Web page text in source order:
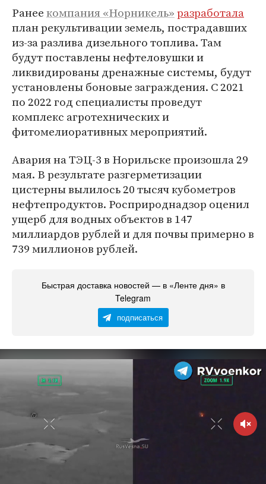
Ранеекомпания «Норникель»разработала
план рекультивации земель, пострадавших
из-за разлива дизельного топлива. Там
будут поставлены нефтеловушки и
ликвидированы дренажные системы, будут
установлены боновые заграждения. С 2021
по 2022 год специалисты проведут
комплекс агротехнических и
фитомелиоративных мероприятий.
Авария на ТЭЦ-3 в Норильске произошла 29
мая. В результате разгерметизации
цистерны вылилось 20 тысяч кубометров
нефтепродуктов. Росприроднадзор оценил
ущерб для водных объектов в 147
миллиардов рублей и для почвы примерно в
739 миллионов рублей.
Быстрая доставка новостей — в «Ленте дня» в
Telegram
подписаться